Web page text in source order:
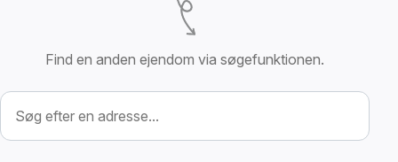
Find en anden ejendom via søgefunktionen.
Søg efter ejendom